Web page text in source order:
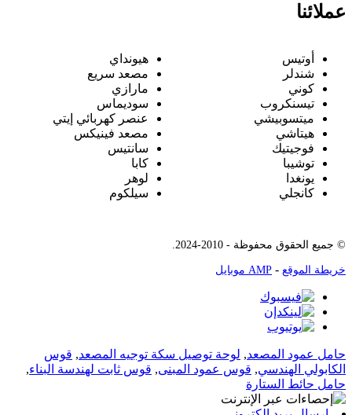
عملائنا
أوتيس
شندلر
كوني
تيسنكروب
ميتسوبيشي
هيتاشي
فوجيتيك
توشيبا
يونغدا
كانجلي
هيونداي
مصعد سريع
مارازي
سوديماس
عنصر كهربائي إيتي
مصعد فينيكس
سانتيس
كابا
لوهر
سيلكوم
© جميع الحقوق محفوظة - 2010-2024.
خريطة الموقع - AMP موبايل
حامل عمود المصعد, لوحة توصيل سكة توجيه المصعد, قوس
الكابولي الهندسي, قوس عمود المبنى, قوس ثابت لهندسة البناء,
حامل حائط الستارة